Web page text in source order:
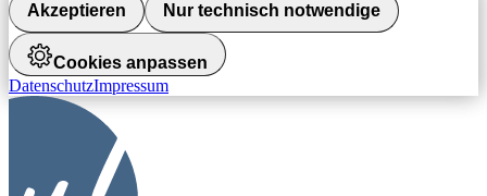
Akzeptieren Nur technisch notwendige
Cookies anpassen
DatenschutzImpressum